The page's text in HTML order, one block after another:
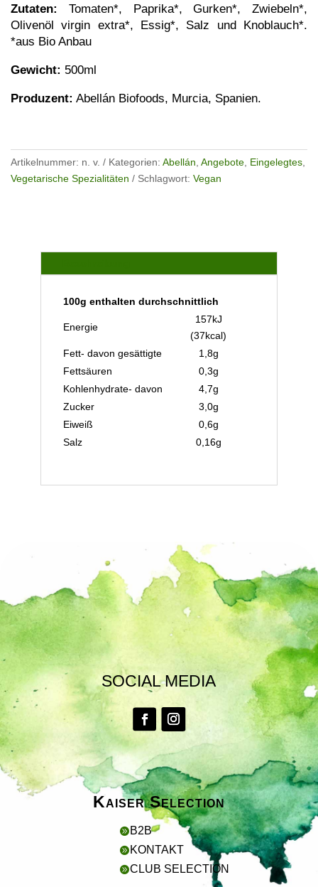
Zutaten:
Tomaten*, Paprika*, Gurken*, Zwiebeln*,
Olivenöl virgin extra*, Essig*, Salz und Knoblauch*.
*aus Bio Anbau
Gewicht: 500ml
Produzent: Abellán Biofoods, Murcia, Spanien.
Artikelnummer: n. v. Kategorien: Abellán Angebote Eingelegtes
Vegetarische Spezialitäten
Schlagwort: Vegan
100g enthalten durchschnittlich
Energie
157kJ
(37kcal)
Fett- davon gesättigte
1,8g
Fettsäuren
0,3g
Kohlenhydrate- davon
4,7g
Zucker
3,0g
Eiweiß
0,6g
Salz
0,16g
SOCIAL MEDIA
Kaiser Selection
 B2B
 KONTAKT
CLUB SELECTION